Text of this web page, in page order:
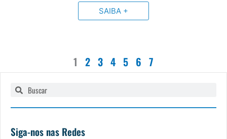
SAIBA +
1 2 3 4 5 6 7
Pesquisar
Pesquisar
Siga-nos nas Redes